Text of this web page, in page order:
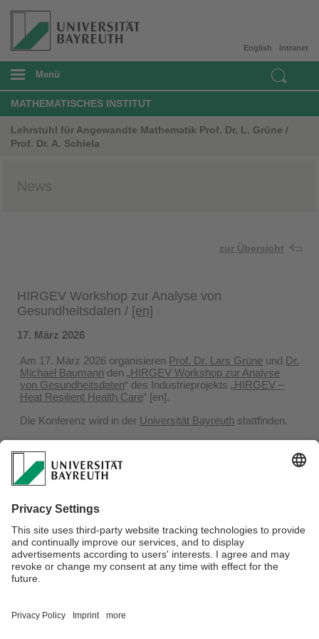
Intranet
English
Menü
MATHEMATISCHES INSTITUT
Lehrstuhl für Angewandte Mathematik Prof. Dr. L. Grüne /
Prof. Dr. A. Schiela
News
zur Übersicht
HIRGEV Workshop zur Analyse von
Gesundheitsdaten / [en]
17. März 2026
Am 17. März 2026 organisieren Prof. Dr. Lars Grüne und Dr.
Michael Baumann den „HIRGEV Workshop zur Analyse
von Gesundheitsdaten“ des Industrieprojekts „HIRGEV –
Heat Resilient Health Care“ [en].
Die Konferenz wird in der Universität Bayreuth stattfinden.
HIRGEV Workshop on the Analysis of Health
Data” in March 17, 2026
17 March 2026
Prof. Dr. Lars GrüneandDr. Michael Baumannorganize the
“HIRGEV Workshop on the Analysis of Health Data
(March 17, 2026) of the Industrial project “ HIRGEV – Heat
Resilient Health Care”.